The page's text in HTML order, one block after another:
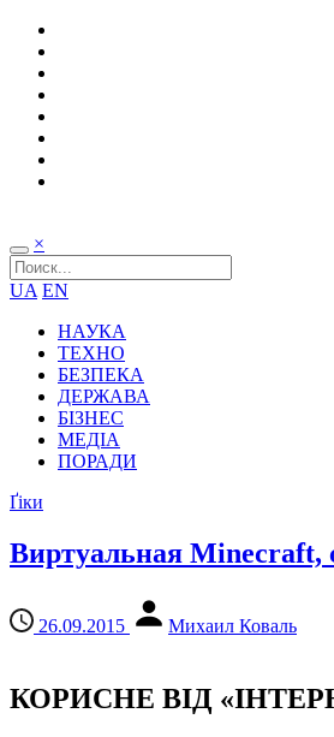
×
UA EN
НАУКА
ТЕХНО
БЕЗПЕКА
ДЕРЖАВА
БІЗНЕС
МЕДІА
ПОРАДИ
Ґіки
Виртуальная Minecraft,
26.09.2015 Михаил Коваль
КОРИСНЕ ВІД